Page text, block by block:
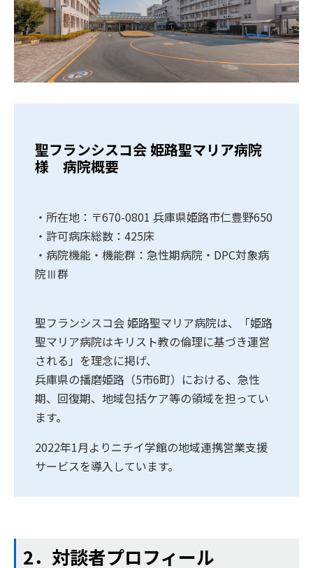
聖フランシスコ会 姫路聖マリア病院
様 病院概要
・所在地：〒670-0801 兵庫県姫路市仁豊野650
・許可病床総数：425床
・病院機能・機能群：急性期病院・DPC対象病
院Ⅲ群
聖フランシスコ会 姫路聖マリア病院は、「姫路
聖マリア病院はキリスト教の倫理に基づき運営
される」を理念に掲げ、
兵庫県の播磨姫路（5市6町）における、急性
期、回復期、地域包括ケア等の領域を担ってい
ます。
2022年1月よりニチイ学館の地域連携営業支援
サービスを導入しています。
2．対談者プロフィール